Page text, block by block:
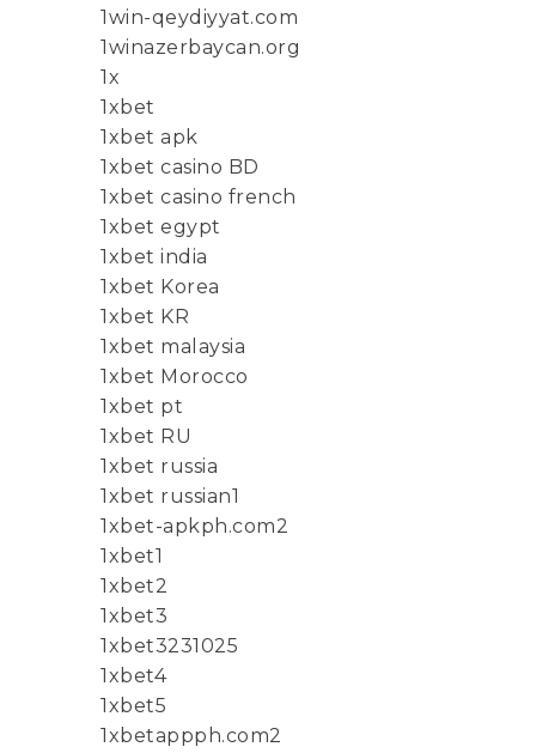
1win-qeydiyyat.com
1winazerbaycan.org
1x
1xbet
1xbet apk
1xbet casino BD
1xbet casino french
1xbet egypt
1xbet india
1xbet Korea
1xbet KR
1xbet malaysia
1xbet Morocco
1xbet pt
1xbet RU
1xbet russia
1xbet russian1
1xbet-apkph.com2
1xbet1
1xbet2
1xbet3
1xbet3231025
1xbet4
1xbet5
1xbetappph.com2